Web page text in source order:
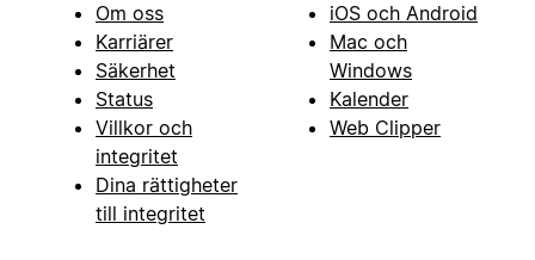
Om oss
Karriärer
Säkerhet
Status
Villkor och
integritet
Dina rättigheter
till integritet
iOS och Android
Mac och
Windows
Kalender
Web Clipper